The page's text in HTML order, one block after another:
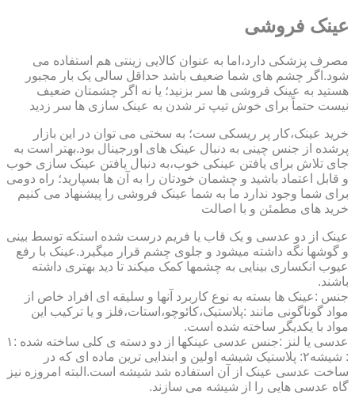
عینک فروشی
مصرف پزشکی دارد،اما به عنوان کالایی زینتی هم استفاده می
شود.اگر چشم های شما ضعیف باشد حداقل سالی یک بار مجبور
هستید به عینک فروشی ها سر بزنید؛ یا نه اگر چشمتان ضعیف
نیست حتماً برای خوش تیپ تر شدن به عینک سازی ها سر زدید
خرید عینک،کار پر ریسکی ست؛ به سختی می توان در این بازار
پرشده از جنس چینی به دنبال عینک های اورجینال بود.بهتر است به
جای تلاش برای یافتن عینکی خوب،به دنبال یافتن عینک سازی خوب
و قابل اعتماد باشید و چشمان خودتان را به آن ها بسپارید؛ راه دومی
برای شما وجود ندارد ما به شما عینک فروشی را پیشنهاد می کنیم
خرید های مطمئن و با اصالت
عینک از دو عدسی و یک قاب یا فریم درست شده استکه توسط بینی
و گوشها نگه داشته میشود و جلوی چشم قرار میگیرد.عینک با رفع
عیوب انکساری بینایی به چشمها کمک میکند تا دید بهتری داشته
باشند.
جنس :عینک ها بسته به نوع کاربرد آنها و سلیقه ای افراد خاص از
مواد گوناگونی مانند :پلاستیک،کائوچو،استات،فلز و یا ترکیب این
مواد با یکدیگر ساخته شده است.
عدسی یا لنز :جنس عدسی عینکها از دو دسته ی کلی ساخته شده :۱
: شیشه۲: پلاستیک شیشه اولین و ابندایی ترین ماده ای که در
ساخت عدسی عینک از آن استفاده شد شیشه است.البته امروزه نیز
گاه عدسی هایی را از شیشه می سازند.